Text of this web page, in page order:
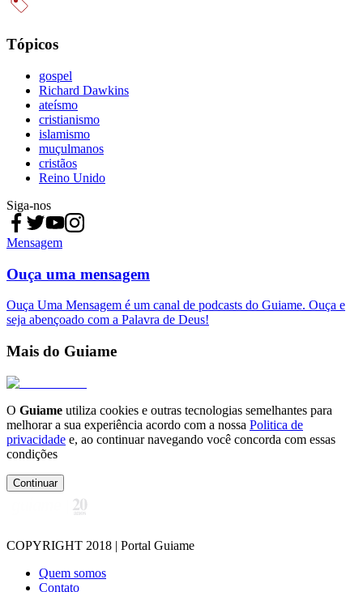
Tópicos
gospel
Richard Dawkins
ateísmo
cristianismo
islamismo
muçulmanos
cristãos
Reino Unido
Siga-nos
Mensagem
Ouça uma mensagem
Ouça Uma Mensagem é um canal de podcasts do Guiame. Ouça e
seja abençoado com a Palavra de Deus!
Mais do Guiame
O Guiame utiliza cookies e outras tecnologias semelhantes para
melhorar a sua experiência acordo com a nossa Politica de
privacidade e, ao continuar navegando você concorda com essas
condições
Continuar
COPYRIGHT 2018 | Portal Guiame
Quem somos
Contato